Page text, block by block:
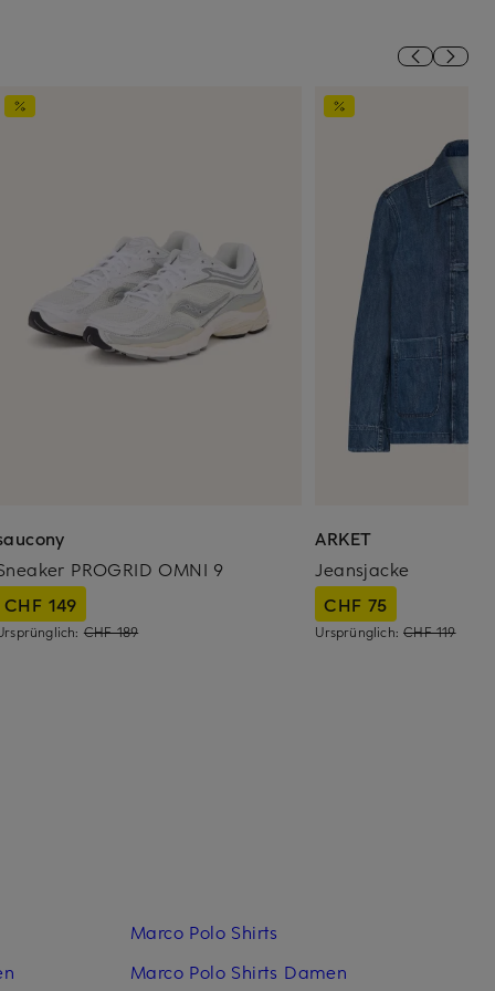
PROGRID OMNI 9
CHF 149
CHF 189
ARKET
Jeansjacke
CHF 75
Ursprünglich:CHF 119
Marco Polo Shirts
Marco Polo Shirts Damen